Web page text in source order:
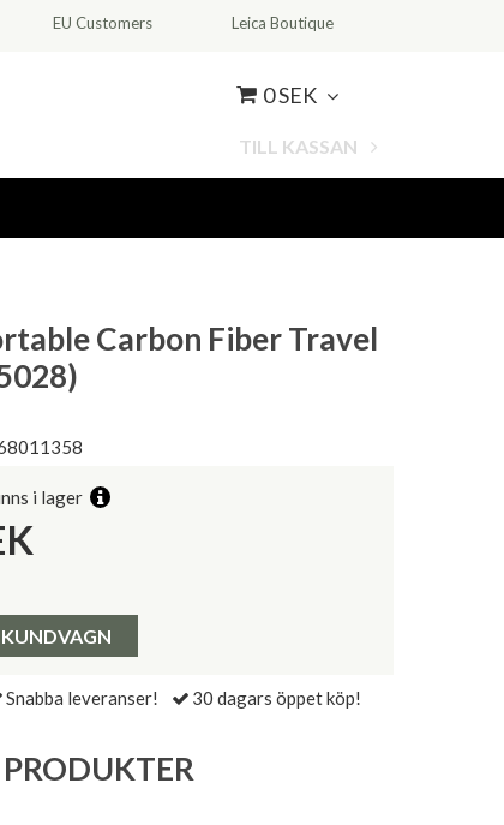
EU Customers Leica Boutique
0 SEK
TILL KASSAN
Carbon Fiber Travel
i lager
Pris:
Snabba leveranser! 30 dagars öppet köp!